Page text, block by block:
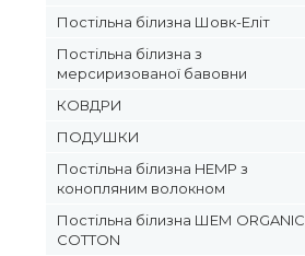
Постільна білизна Шовк-Еліт
Постільна білизна з
мерсиризованої бавовни
КОВДРИ
ПОДУШКИ
Постільна білизна HEMP з
конопляним волокном
Постільна білизна ШЕМ ORGANIC
COTTON